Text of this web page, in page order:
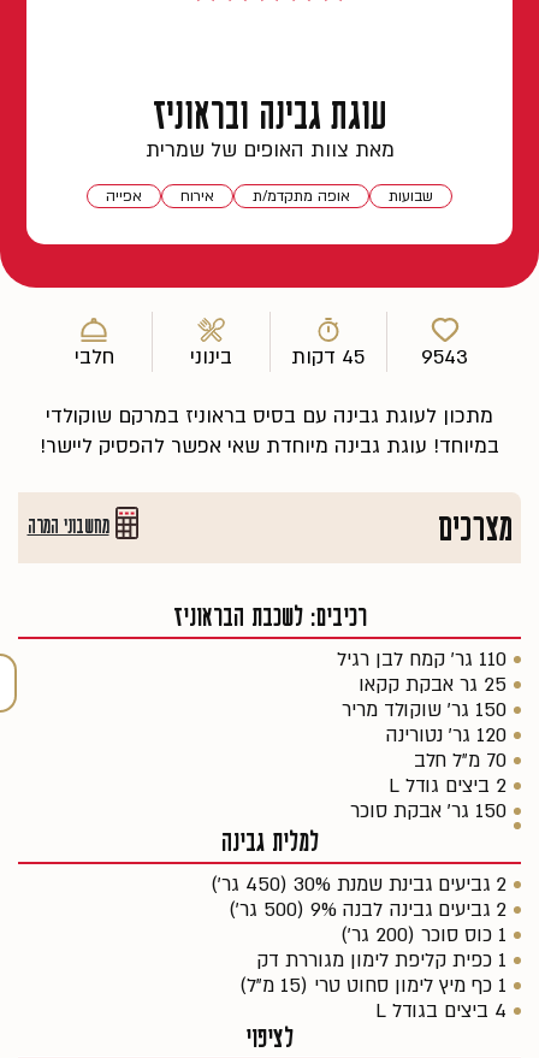
עוגת גבינה ובראוניז
מאת צוות האופים של שמרית
שבועות אופה מתקדמ/ת אירוח אפייה
9543 45 דקות בינוני חלבי
מתכון לעוגת גבינה עם בסיס בראוניז במרקם שוקולדי
במיוחד! עוגת גבינה מיוחדת שאי אפשר להפסיק ליישר!
מצרכים מחשבוני המרה
רכיבים: לשכבת הבראוניז
110 גר׳ קמח לבן רגיל
25 גר אבקת קקאו
150 גר׳ שוקולד מריר
120 גר׳ נטורינה
70 מ״ל חלב
2 ביצים גודל L
150 גר׳ אבקת סוכר
למלית גבינה
2 גביעים גבינת שמנת 30% (450 גר')
2 גביעים גבינה לבנה 9% (500 גר')
1 כוס סוכר (200 גר')
1 כפית קליפת לימון מגוררת דק
1 כף מיץ לימון סחוט טרי (15 מ"ל)
4 ביצים בגודל L
לציפוי